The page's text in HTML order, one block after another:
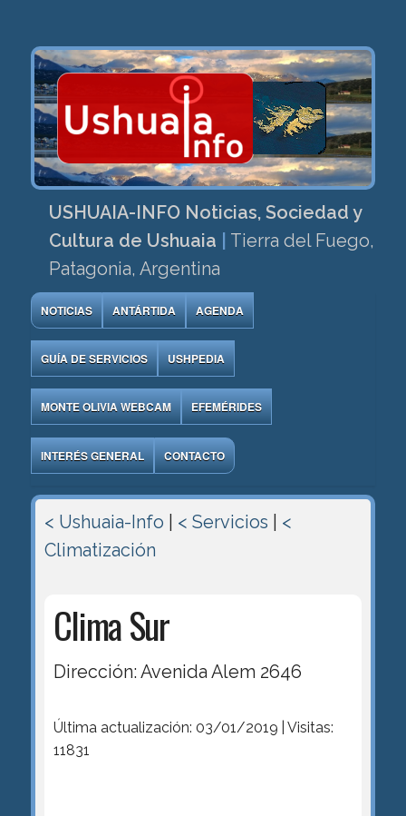
USHUAIA-INFO Noticias, Sociedad y
Cultura de Ushuaia
Tierra del Fuego,
Patagonia, Argentina
NOTICIAS ANTÁRTIDA AGENDA
GUÍA DE SERVICIOS USHPEDIA
MONTE OLIVIA WEBCAM EFEMÉRIDES
INTERÉS GENERAL CONTACTO
< Ushuaia-Info < Servicios
<
Climatización
Clima Sur
Dirección: Avenida Alem 2646
Última actualización: 03/01/2019 | Visitas:
11831